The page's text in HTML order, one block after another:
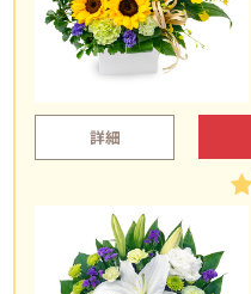
詳細